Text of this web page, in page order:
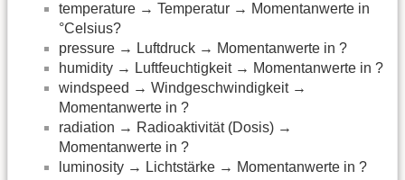
temperature → Temperatur → Momentanwerte in
°Celsius?
pressure → Luftdruck → Momentanwerte in ?
humidity → Luftfeuchtigkeit → Momentanwerte in ?
windspeed → Windgeschwindigkeit →
Momentanwerte in ?
radiation → Radioaktivität (Dosis) →
Momentanwerte in ?
luminosity → Lichtstärke → Momentanwerte in ?